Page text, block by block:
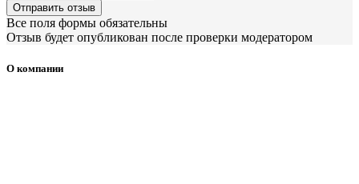
Отправить отзыв
Все поля формы обязательны
Отзыв будет опубликован после проверки модератором
О компании